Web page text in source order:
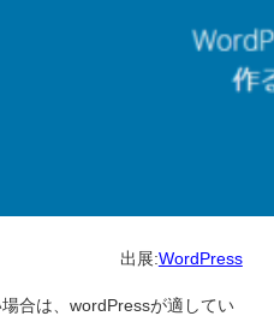
出展:WordPress
合は、wordPressが適してい